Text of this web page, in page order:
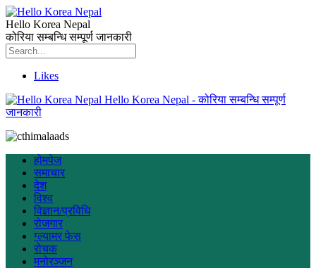
Hello Korea Nepal
कोरिया सम्बन्धि सम्पूर्ण जानकारी
Likes
Hello Korea Nepal - कोरिया सम्बन्धि सम्पूर्ण
जानकारी
होमपेज
समाचार
देश
विश्व
विज्ञान/प्रविधि
रोजगार
ग्ल्यामर फेस
रोचक
मनोरञ्जन